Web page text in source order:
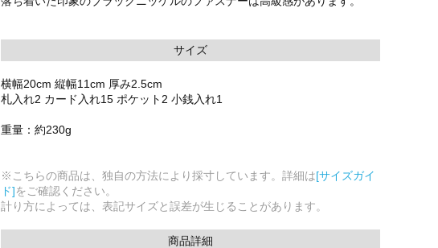
サイズ
横幅20cm 縦幅11cm 厚み2.5cm
札入れ2 カード入れ15 ポケット2 小銭入れ1
重量：約230g
※こちらの商品は、独自の方法により採寸しています。詳細は[サイズガイ
ド]をご確認ください。
計り方によっては、表記サイズと誤差が生じることがあります。
商品詳細